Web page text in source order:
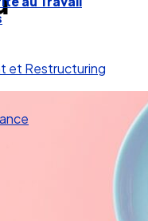
et Restructuring